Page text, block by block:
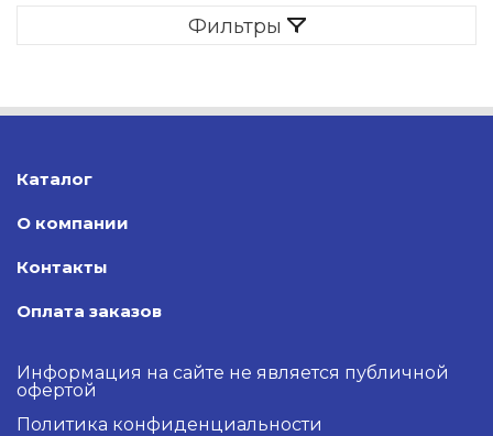
Фильтры
Каталог
О компании
Контакты
Оплата заказов
Информация на сайте не является публичной
офертой
Политика конфиденциальности